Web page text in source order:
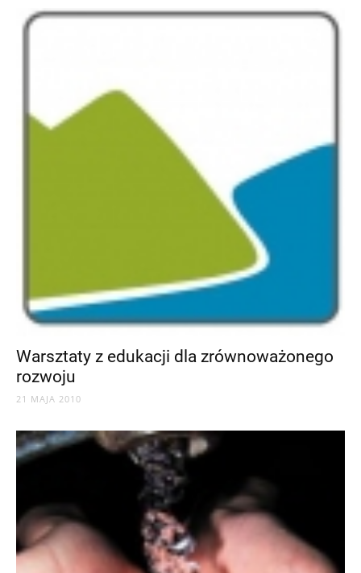
Warsztaty z edukacji dla zrównoważonego
rozwoju
21 MAJA 2010